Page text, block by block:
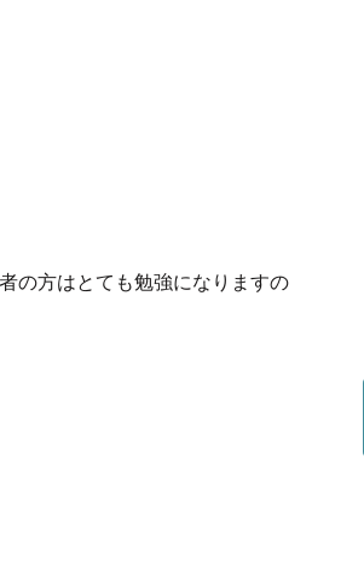
の方はとても勉強になりますの